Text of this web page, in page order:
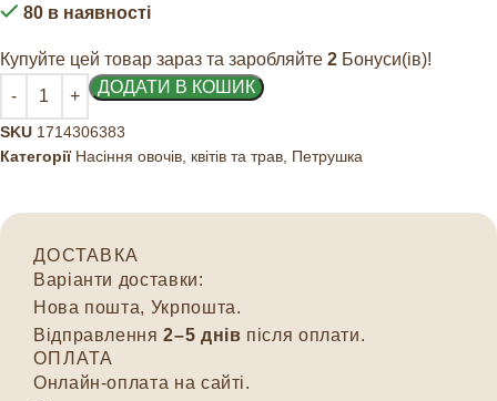
80 в наявності
Купуйте цей товар зараз та заробляйте 2 Бонуси(ів)!
ДОДАТИ В КОШИК
SKU 1714306383
Категорії Насіння овочів, квітів та трав Петрушка
ДОСТАВКА
Варіанти доставки:
Нова пошта, Укрпошта.
Відправлення2–5 днів після оплати.
ОПЛАТА
Онлайн-оплата на сайті.